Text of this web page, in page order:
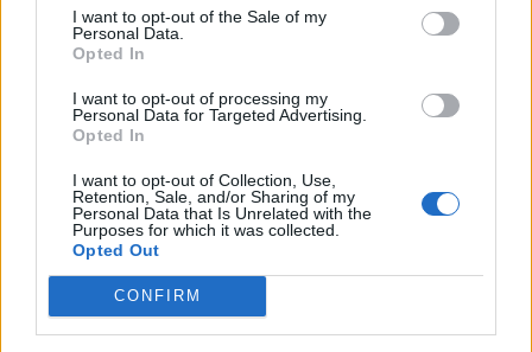
I want to opt-out of the Sale of my
Personal Data.
Opted In
I want to opt-out of processing my
Personal Data for Targeted Advertising.
Opted In
I want to opt-out of Collection, Use,
Retention, Sale, and/or Sharing of my
Personal Data that Is Unrelated with the
Purposes for which it was collected.
Opted Out
CONFIRM
Aujourd’hui, le temps passé assis a fortement augmenté
avec les ordinateurs, smartphones, plateformes vidéo et
réseaux sociaux.
Les chercheurs considèrent cette sédentarité comme l’un
des grands changements des dernières décennies.
Une réalité à nuancer